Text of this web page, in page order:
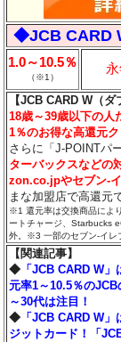
◆JCB CARD
1.0～10.5％
（※1）
【JCB CARD W（
18歳～39歳以下の人
1％のお得な高還元
さらに「J-POINTパ
ターバックスなどの
zon.co.jpやセブン‐
まな加盟店で高還元
※1 還元率は交換商品によ
ートチャージ、Starbucks
外。※3 一部のセブン‐イレ
【関連記事】
◆ 「JCB CARD W
元率1～10.5％の
～30代は注目！
◆ 「JCB CARD W
ジットカード！「